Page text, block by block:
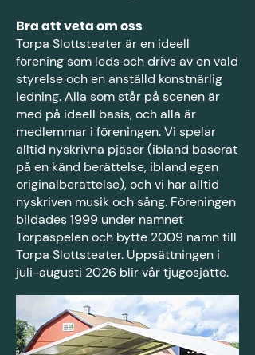
Bra att veta om oss
Torpa Slottsteater är en ideell
förening som leds och drivs av en vald
styrelse och en anställd konstnärlig
ledning. Alla som står på scenen är
med på ideell basis, och alla är
medlemmar i föreningen. Vi spelar
alltid nyskrivna pjäser (ibland baserat
på en känd berättelse, ibland egen
originalberättelse), och vi har alltid
nyskriven musik och sång. Föreningen
bildades 1999 under namnet
Torpaspelen och bytte 2009 namn till
Torpa Slottsteater. Uppsättningen i
juli-augusti 2026 blir vår tjugosjätte.